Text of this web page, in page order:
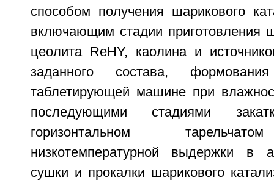
способом получения шарикового
включающим стадии приготовления
цеолита ReНY, каолина и
заданного состава,
таблетирующей машине при
последующими стадиями
горизонтальном
низкотемпературной выдержки в
сушки и прокалки шарикового